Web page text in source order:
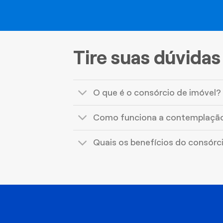
Tire suas dúvidas
O que é o consórcio de imóvel?
Como funciona a
Quais os benefícios do